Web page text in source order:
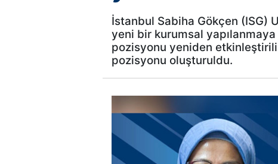
İstanbul Sabiha Gökçen (ISG)
yeni bir kurumsal
pozisyonu yeniden
pozisyonu oluşturuldu.